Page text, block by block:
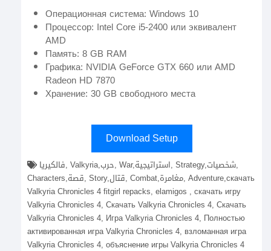
Операционная система: Windows 10
Процессор: Intel Core i5-2400 или эквивалент
AMD
Память: 8 GB RAM
Графика: NVIDIA GeForce GTX 660 или AMD
Radeon HD 7870
Хранение: 30 GB свободного места
Download Setup
Characters,قصة, Story,قتال, Combat,مغامرة, Adventure,скачать
Valkyria Chronicles 4 fitgirl repacks, elamigos , скачать игру
Valkyria Chronicles 4, Скачать Valkyria Chronicles 4, Скачать
Valkyria Chronicles 4, Игра Valkyria Chronicles 4, Полностью
активированная игра Valkyria Chronicles 4, взломанная игра
Valkyria Chronicles 4, объяснение игры Valkyria Chronicles 4